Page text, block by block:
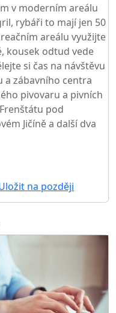
v moderním areálu
rybáři to mají jen 50
areálu využijte
kousek odtud vede
si čas na návštěvu
a zábavního centra
pivovaru a pivních
pod
Jičíně a další dva
na později